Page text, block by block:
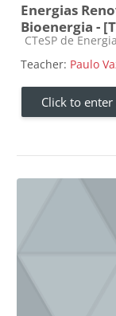
Energias
Bioenergia -
Course category
CTeSP de
Teacher: Paulo
Click to